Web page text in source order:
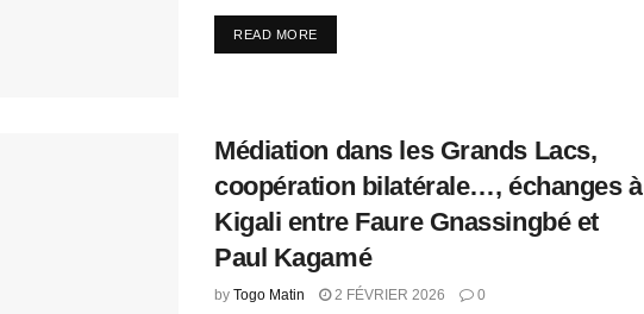
READ MORE
Médiation dans les Grands Lacs,
coopération bilatérale…, échanges à
Kigali entre Faure Gnassingbé et
Paul Kagamé
by Togo Matin 2 FÉVRIER 2026 0